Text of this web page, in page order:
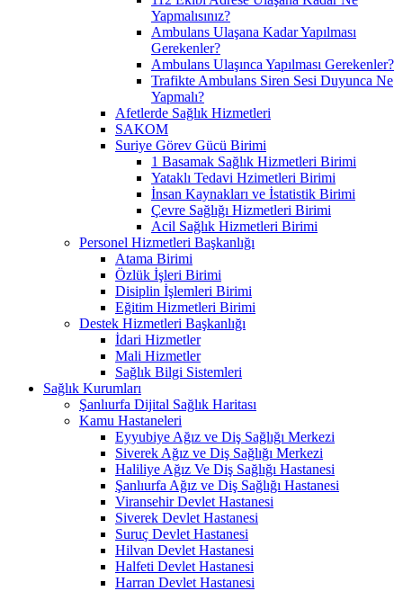
Yapmalısınız?
Ambulans Ulaşana Kadar Yapılması
Gerekenler?
Ambulans Ulaşınca Yapılması Gerekenler?
Trafikte Ambulans Siren Sesi Duyunca Ne
Yapmalı?
Afetlerde Sağlık Hizmetleri
SAKOM
Suriye Görev Gücü Birimi
1 Basamak Sağlık Hizmetleri Birimi
Yataklı Tedavi Hzimetleri Birimi
İnsan Kaynakları ve İstatistik Birimi
Çevre Sağlığı Hizmetleri Birimi
Acil Sağlık Hizmetleri Birimi
Personel Hizmetleri Başkanlığı
Atama Birimi
Özlük İşleri Birimi
Disiplin İşlemleri Birimi
Eğitim Hizmetleri Birimi
Destek Hizmetleri Başkanlığı
İdari Hizmetler
Mali Hizmetler
Sağlık Bilgi Sistemleri
Sağlık Kurumları
Şanlıurfa Dijital Sağlık Haritası
Kamu Hastaneleri
Eyyubiye Ağız ve Diş Sağlığı Merkezi
Siverek Ağız ve Diş Sağlığı Merkezi
Haliliye Ağız Ve Diş Sağlığı Hastanesi
Şanlıurfa Ağız ve Diş Sağlığı Hastanesi
Viransehir Devlet Hastanesi
Siverek Devlet Hastanesi
Suruç Devlet Hastanesi
Hilvan Devlet Hastanesi
Halfeti Devlet Hastanesi
Harran Devlet Hastanesi